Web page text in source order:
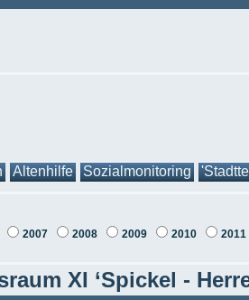
Altenhilfe Sozialmonitoring
2007 2008 2009 2010 2011
XI ‘Spickel -